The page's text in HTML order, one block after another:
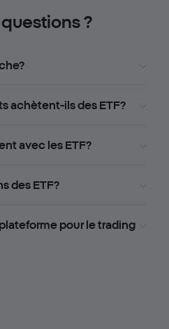
?
achètent-ils des ETF?
avec les ETF?
des ETF?
pour le trading